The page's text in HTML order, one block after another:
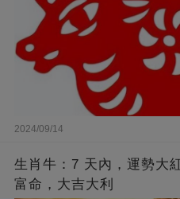
2024/09/14
生肖牛：7 天內，運勢大
富命，大吉大利